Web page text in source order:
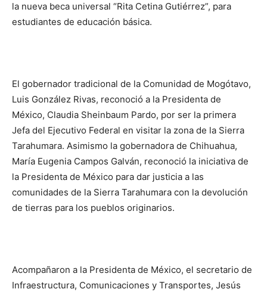
la nueva beca universal “Rita Cetina Gutiérrez”, para
estudiantes de educación básica.
El gobernador tradicional de la Comunidad de Mogótavo,
Luis González Rivas, reconoció a la Presidenta de
México, Claudia Sheinbaum Pardo, por ser la primera
Jefa del Ejecutivo Federal en visitar la zona de la Sierra
Tarahumara. Asimismo la gobernadora de Chihuahua,
María Eugenia Campos Galván, reconoció la iniciativa de
la Presidenta de México para dar justicia a las
comunidades de la Sierra Tarahumara con la devolución
de tierras para los pueblos originarios.
Acompañaron a la Presidenta de México, el secretario de
Infraestructura, Comunicaciones y Transportes, Jesús